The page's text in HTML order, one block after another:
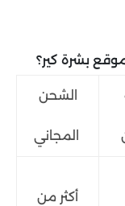
بشرة كير؟
الشحن
المجاني
أكثر من